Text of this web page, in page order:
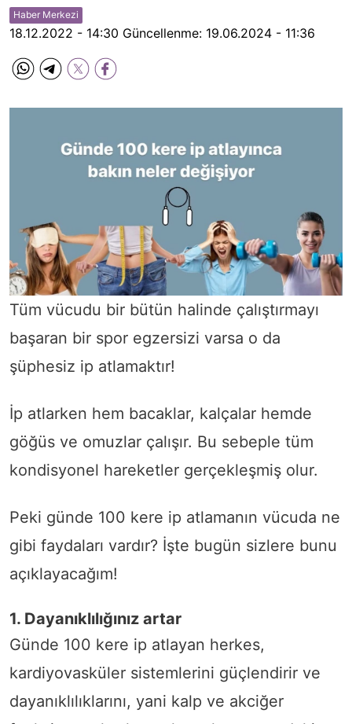
Haber Merkezi
18.12.2022 - 14:30 Güncellenme: 19.06.2024 - 11:36
Tüm vücudu bir bütün halinde çalıştırmayı
başaran bir spor egzersizi varsa o da
şüphesiz ip atlamaktır!
İp atlarken hem bacaklar, kalçalar hemde
göğüs ve omuzlar çalışır. Bu sebeple tüm
kondisyonel hareketler gerçekleşmiş olur.
Peki günde 100 kere ip atlamanın vücuda ne
gibi faydaları vardır? İşte bugün sizlere bunu
açıklayacağım!
1. Dayanıklılığınız artar
Günde 100 kere ip atlayan herkes,
kardiyovasküler sistemlerini güçlendirir ve
dayanıklılıklarını, yani kalp ve akciğer